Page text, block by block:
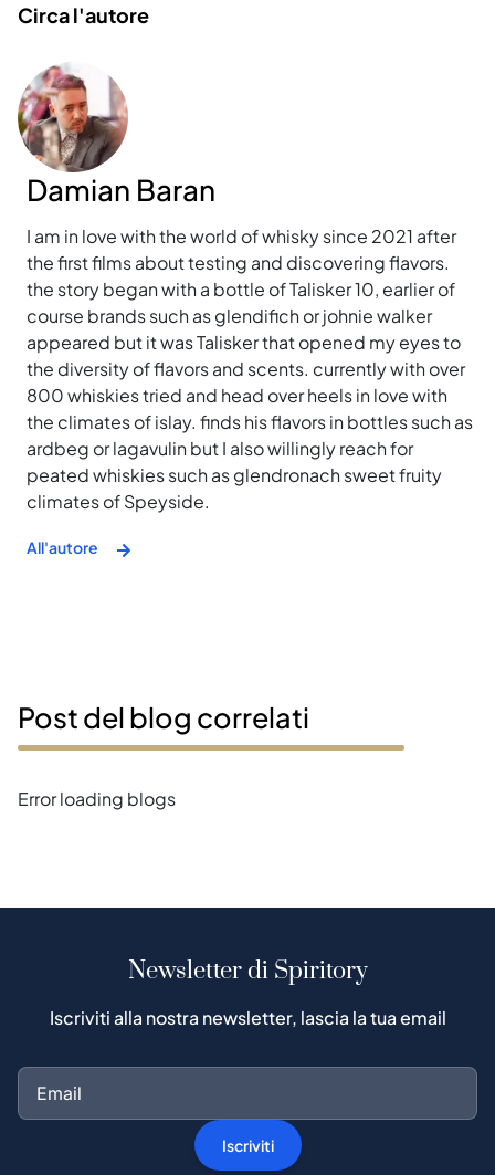
Circa l'autore
Damian Baran
I am in love with the world of whisky since 2021 after
the first films about testing and discovering flavors.
the story began with a bottle of Talisker 10, earlier of
course brands such as glendifich or johnie walker
appeared but it was Talisker that opened my eyes to
the diversity of flavors and scents. currently with over
800 whiskies tried and head over heels in love with
the climates of islay. finds his flavors in bottles such as
ardbeg or lagavulin but I also willingly reach for
peated whiskies such as glendronach sweet fruity
climates of Speyside.
All'autore
Post del blog correlati
Error loading blogs
Newsletter di Spiritory
Iscriviti alla nostra newsletter, lascia la tua email
Iscriviti